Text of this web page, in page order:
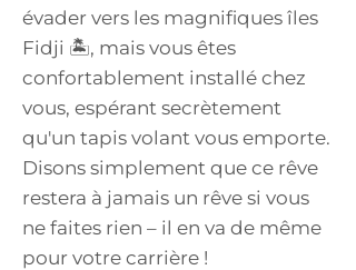
évader vers les magnifiques îles
Fidji 🏝️, mais vous êtes
confortablement installé chez
vous, espérant secrètement
qu'un tapis volant vous emporte.
Disons simplement que ce rêve
restera à jamais un rêve si vous
ne faites rien – il en va de même
pour votre carrière !